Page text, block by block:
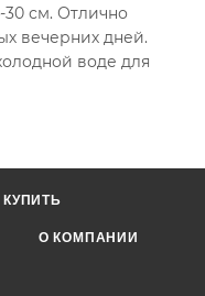
см. Отлично
вечерних дней.
воде для
КУПИТЬ
О КОМПАНИИ